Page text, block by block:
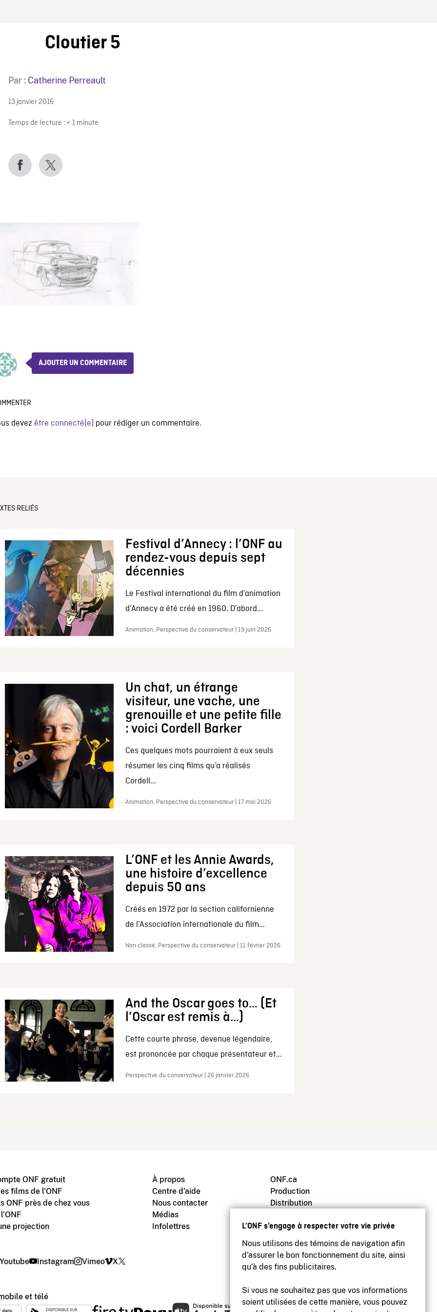
L’ONF s’engage à respecter votre vie privée
Nous utilisons des témoins de navigation afin
d’assurer le bon fonctionnement du site, ainsi
qu’à des fins publicitaires.
Si vous ne souhaitez pas que vos informations
soient utilisées de cette manière, vous pouvez
ONF
Cloutier 5
Par : Catherine Perreault
13 janvier 2016
Temps de lecture : < 1 minute
AJOUTER UN COMMENTAIRE
devez être connecté(e) pour rédiger un commentaire.
RELIÉS
Festival d’Annecy : l’ONF au
rendez-vous depuis sept
décennies
Le Festival international du film d’animation
d’Annecy a été créé en 1960. D’abord...
Animation, Perspective du conservateur | 19 juin 2026
Un chat, un étrange
visiteur, une vache, une
grenouille et une petite fille
: voici Cordell Barker
Ces quelques mots pourraient à eux seuls
résumer les cinq films qu’a réalisés
Cordell...
Animation, Perspective du conservateur | 17 mai 2026
L’ONF et les Annie Awards,
une histoire d’excellence
depuis 50 ans
Créés en 1972 par la section californienne
de l’Association internationale du film...
Non classé, Perspective du conservateur | 11 février 2026
And the Oscar goes to… (Et
l’Oscar est remis à…)
Cette courte phrase, devenue légendaire,
est prononcée par chaque présentateur et...
Perspective du conservateur | 26 janvier 2026
ONF gratuit
films de l'ONF
ONF près de chez vous
projection
À propos
Centre d'aide
Nous contacter
Médias
Infolettres
ONF.ca
Production
Distribution
Archives
Youtube Instagram Vimeo X
et télé